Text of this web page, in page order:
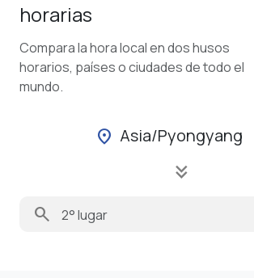
horarias
Compara la hora local en dos husos
horarios, países o ciudades de todo el
mundo.
location_on Asia/Pyongyang
keyboard_double_arrow_down
search